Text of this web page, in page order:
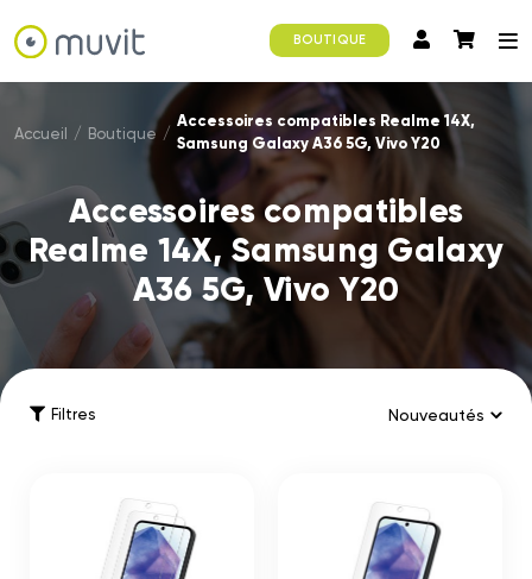
BOUTIQUE
Accueil / Boutique /
Accessoires compatibles Realme 14X,
Samsung Galaxy A36 5G, Vivo Y20
Accessoires compatibles
Realme 14X, Samsung Galaxy
A36 5G, Vivo Y20
Filtres